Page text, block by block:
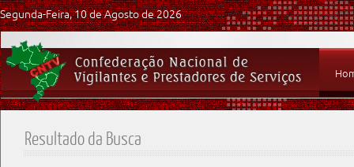
Segunda-Feira, 10 de Agosto de 2026
Resultado da Busca